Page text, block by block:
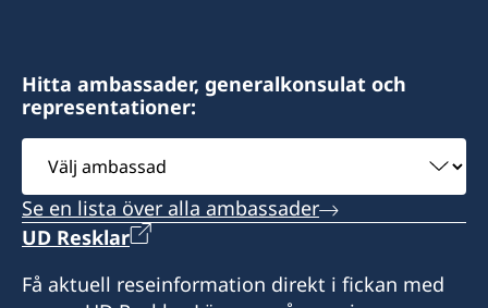
Hitta ambassader, generalkonsulat och
representationer:
Välj
ambassad
Se en lista över alla ambassader
UD Resklar
Få aktuell reseinformation direkt i fickan med